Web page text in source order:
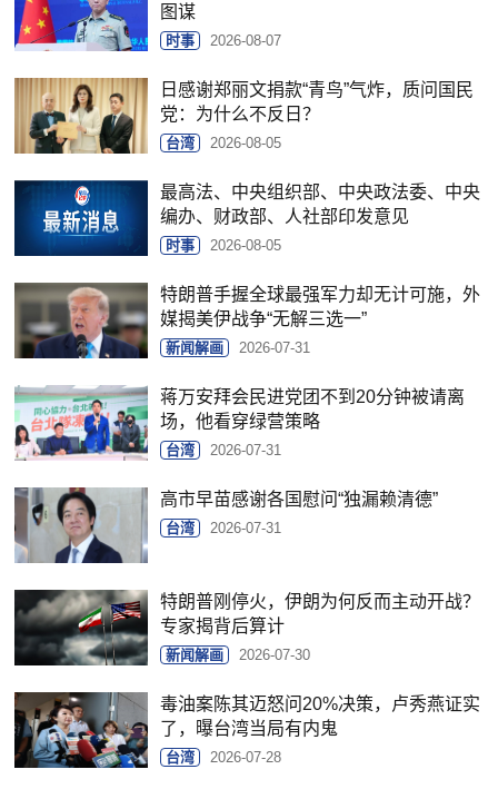
图谋
时事 2026-08-07
日感谢郑丽文捐款“青鸟”气炸，质问国民
党：为什么不反日？
台湾 2026-08-05
最高法、中央组织部、中央政法委、中央
编办、财政部、人社部印发意见
时事 2026-08-05
特朗普手握全球最强军力却无计可施，外
媒揭美伊战争“无解三选一”
新闻解画 2026-07-31
蒋万安拜会民进党团不到20分钟被请离
场，他看穿绿营策略
台湾 2026-07-31
高市早苗感谢各国慰问“独漏赖清德”
台湾 2026-07-31
特朗普刚停火，伊朗为何反而主动开战？
专家揭背后算计
新闻解画 2026-07-30
毒油案陈其迈怒问20%决策，卢秀燕证实
了，曝台湾当局有内鬼
台湾 2026-07-28